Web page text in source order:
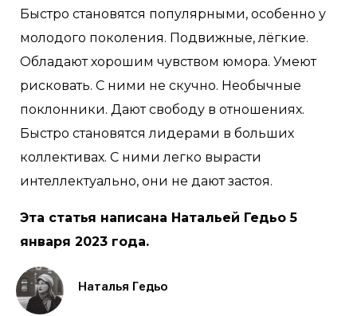
Быстро становятся популярными, особенно у
молодого поколения. Подвижные, лёгкие.
Обладают хорошим чувством юмора. Умеют
рисковать. С ними не скучно. Необычные
поклонники. Дают свободу в отношениях.
Быстро становятся лидерами в больших
коллективах. С ними легко вырасти
интеллектуально, они не дают застоя.
Эта статья написана Натальей Гедьо 5
января 2023 года.
Наталья Гедьо